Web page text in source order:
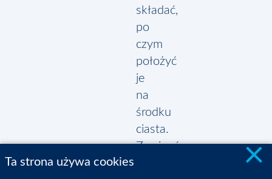
składać,
po
czym
położyć
je
na
środku
ciasta.
Zawinąć
×
Ta strona używa cookies